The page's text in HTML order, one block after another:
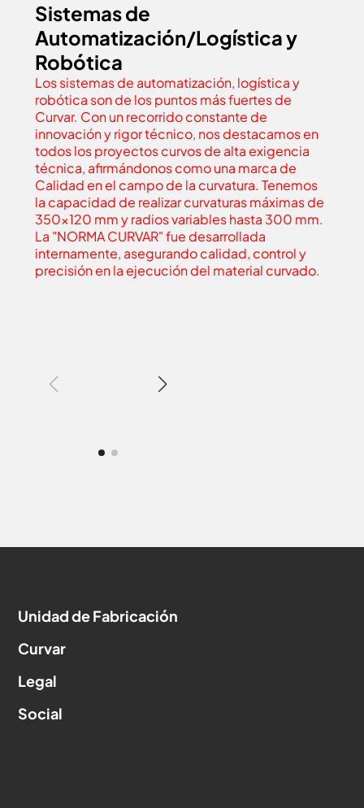
Sistemas de
Automatización/Logística y
Robótica
Los sistemas de automatización, logística y
robótica son de los puntos más fuertes de
Curvar. Con un recorrido constante de
innovación y rigor técnico, nos destacamos en
todos los proyectos curvos de alta exigencia
técnica, afirmándonos como una marca de
Calidad en el campo de la curvatura. Tenemos
la capacidad de realizar curvaturas máximas de
350x120 mm y radios variables hasta 300 mm.
La "NORMA CURVAR" fue desarrollada
internamente, asegurando calidad, control y
precisión en la ejecución del material curvado.
Unidad de Fabricación
Curvar
Legal
Social